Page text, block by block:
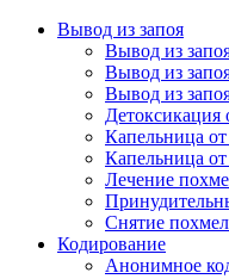
Вывод из запоя
Вывод из
Вывод из
Вывод из
Детоксикация
Капельница от
Капельница
Лечение
Снятие
Кодирование
Анонимное